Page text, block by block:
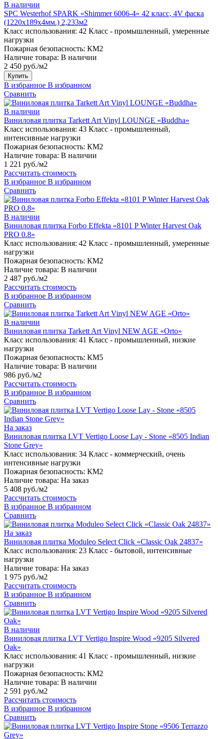
В наличии
SPC Westerhof SPARK «Shimmer 6006-4» 42 класс, 4V фаска
(1220х189х4мм.) 2,233м2
Класс использования: 42 Класс - промышленный, умеренные
нагрузки
Пожарная безопасность: КМ2
Наличие товара: В наличии
2 450 руб./м2
Купить
В избранное В избранном
Сравнить
В наличии
Виниловая плитка Tarkett Art Vinyl LOUNGE «Buddha»
Класс использования: 43 Класс - промышленный,
интенсивные нагрузки
Пожарная безопасность: КМ2
Наличие товара: В наличии
1 221 руб./м2
Рассчитать стоимость
В избранное В избранном
Сравнить
В наличии
Виниловая плитка Forbo Effekta «8101 P Winter Harvest Oak
PRO 0.8»
Класс использования: 42 Класс - промышленный, умеренные
нагрузки
Пожарная безопасность: КМ2
Наличие товара: В наличии
2 487 руб./м2
Рассчитать стоимость
В избранное В избранном
Сравнить
В наличии
Виниловая плитка Tarkett Art Vinyl NEW AGE «Orto»
Класс использования: 41 Класс - промышленный, низкие
нагрузки
Пожарная безопасность: КМ5
Наличие товара: В наличии
986 руб./м2
Рассчитать стоимость
В избранное В избранном
Сравнить
На заказ
Виниловая плитка LVT Vertigo Loose Lay - Stone «8505 Indian
Stone Grey»
Класс использования: 34 Класс - коммерческий, очень
интенсивные нагрузки
Пожарная безопасность: КМ2
Наличие товара: На заказ
5 408 руб./м2
Рассчитать стоимость
В избранное В избранном
Сравнить
На заказ
Виниловая плитка Moduleo Select Click «Classic Oak 24837»
Класс использования: 23 Класс - бытовой, интенсивные
нагрузки
Наличие товара: На заказ
1 975 руб./м2
Рассчитать стоимость
В избранное В избранном
Сравнить
В наличии
Виниловая плитка LVT Vertigo Inspire Wood «9205 Silvered
Oak»
Класс использования: 41 Класс - промышленный, низкие
нагрузки
Пожарная безопасность: КМ2
Наличие товара: В наличии
2 591 руб./м2
Рассчитать стоимость
В избранное В избранном
Сравнить